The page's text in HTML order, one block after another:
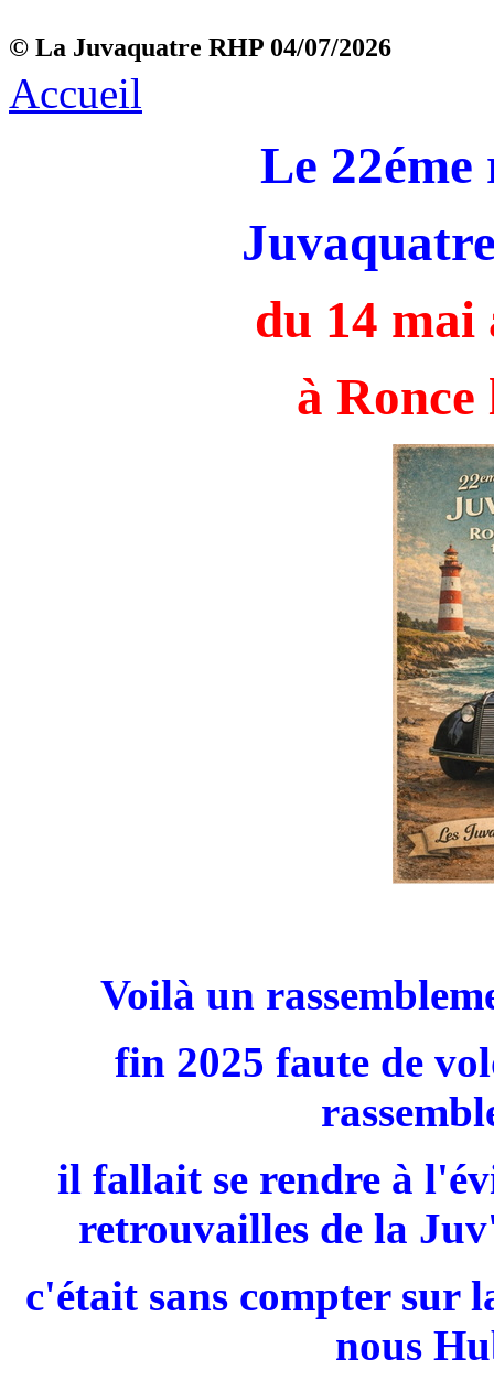
© La Juvaquatre RHP 04/07/2026
Accueil
Le 22éme
du 14 mai
à Ronce
Voilà un
fin 2025 faute de
il fallait se rendre à
retrouvailles de la
c'était sans compter sur
nous